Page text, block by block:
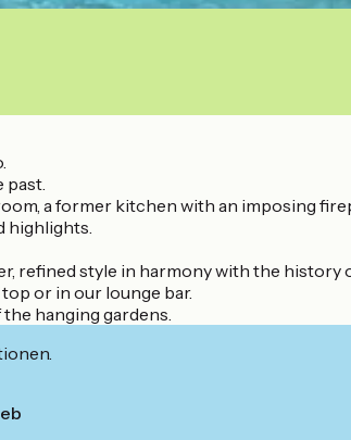
past.
a former kitchen with an imposing
highlights.
refined style in harmony with the history
or in our lounge bar.
hanging gardens.